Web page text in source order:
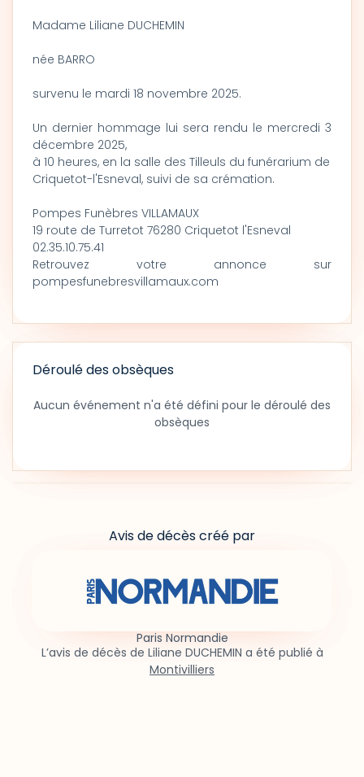
Madame Liliane DUCHEMIN
née BARRO
survenu le mardi 18 novembre 2025.
Un dernier hommage lui sera rendu le mercredi 3
décembre 2025,
à 10 heures, en la salle des Tilleuls du funérarium de
Criquetot-l'Esneval, suivi de sa crémation.
Pompes Funèbres VILLAMAUX
19 route de Turretot 76280 Criquetot l'Esneval
02.35.10.75.41
Retrouvez votre annonce sur
pompesfunebresvillamaux.com
Déroulé des obsèques
Aucun événement n'a été défini pour le déroulé des
obsèques
Avis de décès créé par
Paris Normandie
L’avis de décès de Liliane DUCHEMIN a été publié à
Montivilliers